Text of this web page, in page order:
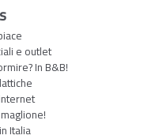
e outlet
In B&B!
Italia